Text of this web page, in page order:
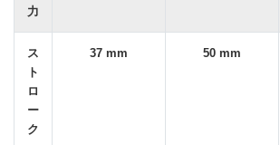
力
ス
ト
ロ
ー
ク
37 mm 50 mm